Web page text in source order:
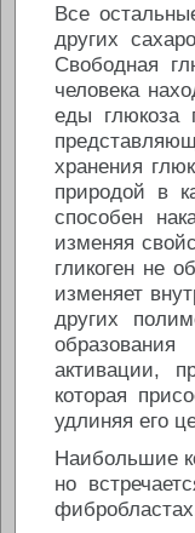
Все
других
Свободная
человека
еды глюкоза
хранения
природой в
способен
изменяя
гликоген не
изменяет
других
активации,
которая
удлиняя его
Наибольшие
но